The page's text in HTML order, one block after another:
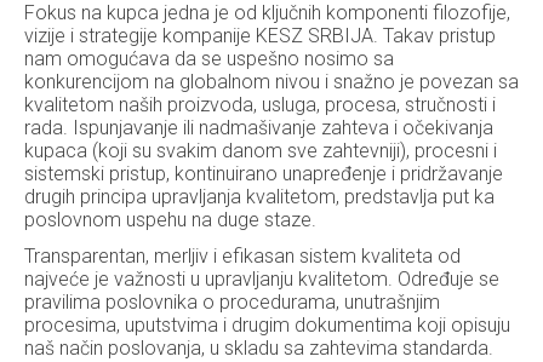
Fokus na kupca jedna je od ključnih komponenti filozofije,
vizije i strategije kompanije KESZ SRBIJA. Takav pristup
nam omogućava da se uspešno nosimo sa
konkurencijom na globalnom nivou i snažno je povezan sa
kvalitetom naših proizvoda, usluga, procesa, stručnosti i
rada. Ispunjavanje ili nadmašivanje zahteva i očekivanja
kupaca (koji su svakim danom sve zahtevniji), procesni i
sistemski pristup, kontinuirano unapređenje i pridržavanje
drugih principa upravljanja kvalitetom, predstavlja put ka
poslovnom uspehu na duge staze.
Transparentan, merljiv i efikasan sistem kvaliteta od
najveće je važnosti u upravljanju kvalitetom. Određuje se
pravilima poslovnika o procedurama, unutrašnjim
procesima, uputstvima i drugim dokumentima koji opisuju
naš način poslovanja, u skladu sa zahtevima standarda.